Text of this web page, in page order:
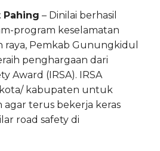
Pahing – Dinilai berhasil
program keselamatan
raya, Pemkab Gunungkidul
penghargaan dari
Award (IRSA). IRSA
kabupaten untuk
terus bekerja keras
road safety di